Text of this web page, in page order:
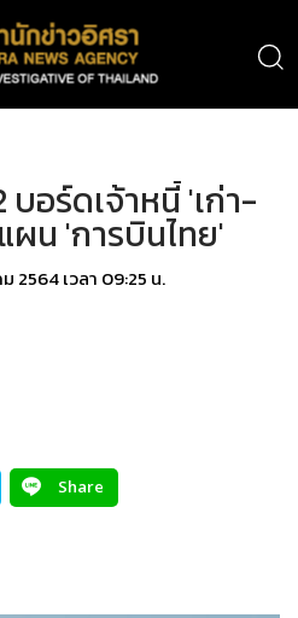
อร์ดเจ้าหนี้ 'เก่า-
ผน 'การบินไทย'
2564 เวลา 09:25 น.
Share